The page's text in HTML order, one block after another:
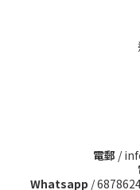
電郵 /
Whatsapp /